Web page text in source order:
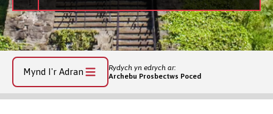
Mynd I'r Adran
Rydych yn edrych ar:
Archebu Prosbectws Poced